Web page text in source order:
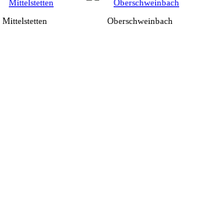
Mittelstetten Oberschweinbach